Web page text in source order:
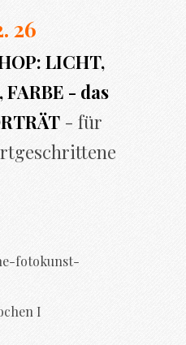
26
LICHT,
FARBE - das
- für
I